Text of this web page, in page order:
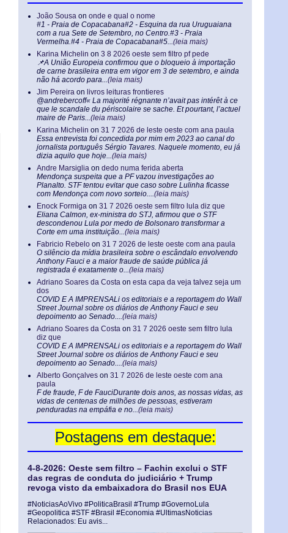
João Sousa on onde e qual o nome
#1 - Praia de Copacabana#2 - Esquina da rua Uruguaiana
com a rua Sete de Setembro, no Centro.#3 - Praia
Vermelha.#4 - Praia de Copacabana#5...(leia mais)
Karina Michelin on 3 8 2026 oeste sem filtro pf pede
📌A União Europeia confirmou que o bloqueio à importação
de carne brasileira entra em vigor em 3 de setembro, e ainda
não há acordo para...(leia mais)
Jim Pereira on livros leituras frontieres
@andrebercoff« La majorité régnante n’avait pas intérêt à ce
que le scandale du périscolaire se sache. Et pourtant, l’actuel
maire de Paris...(leia mais)
Karina Michelin on 31 7 2026 de leste oeste com ana paula
Essa entrevista foi concedida por mim em 2023 ao canal do
jornalista português Sérgio Tavares. Naquele momento, eu já
dizia aquilo que hoje...(leia mais)
Andre Marsiglia on dedo numa ferida aberta
Mendonça suspeita que a PF vazou investigações ao
Planalto. STF tentou evitar que caso sobre Lulinha ficasse
com Mendonça com novo sorteio....(leia mais)
Enock Formiga on 31 7 2026 oeste sem filtro lula diz que
Eliana Calmon, ex-ministra do STJ, afirmou que o STF
descondenou Lula por medo de Bolsonaro transformar a
Corte em uma instituição...(leia mais)
Fabricio Rebelo on 31 7 2026 de leste oeste com ana paula
O silêncio da mídia brasileira sobre o escândalo envolvendo
Anthony Fauci e a maior fraude de saúde pública já
registrada é exatamente o...(leia mais)
Adriano Soares da Costa on esta capa da veja talvez seja um
dos
COVID E A IMPRENSALi os editoriais e a reportagem do Wall
Street Journal sobre os diários de Anthony Fauci e seu
depoimento ao Senado....(leia mais)
Adriano Soares da Costa on 31 7 2026 oeste sem filtro lula
diz que
COVID E A IMPRENSALi os editoriais e a reportagem do Wall
Street Journal sobre os diários de Anthony Fauci e seu
depoimento ao Senado....(leia mais)
Alberto Gonçalves on 31 7 2026 de leste oeste com ana
paula
F de fraude, F de FauciDurante dois anos, as nossas vidas, as
vidas de centenas de milhões de pessoas, estiveram
penduradas na empáfia e no...(leia mais)
Postagens em destaque:
4-8-2026: Oeste sem filtro – Fachin exclui o STF
das regras de conduta do judiciário + Trump
revoga visto da embaixadora do Brasil nos EUA
#NoticiasAoVivo #PoliticaBrasil #Trump #GovernoLula
#Geopolitica #STF #Brasil #Economia #UltimasNoticias
Relacionados: Eu avis...